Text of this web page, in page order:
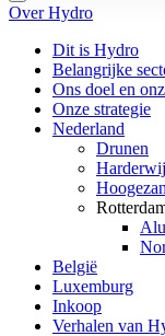
Over Hydro
Dit is Hydro
Belangrijke
Ons doel en
Onze strategie
Nederland
Drunen
België
Luxemburg
Inkoop
Verhalen van